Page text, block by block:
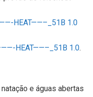
HEAT——–_51B 1.0
HEAT——–_51B 1.0.
e águas abertas